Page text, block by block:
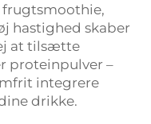
frugtsmoothie,
hastighed skaber
at tilsætte
proteinpulver –
integrere
drikke.